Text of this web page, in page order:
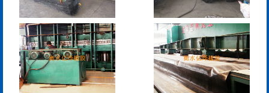
200*25米圆形桥梁气囊
390*14米的圆形充气芯
模